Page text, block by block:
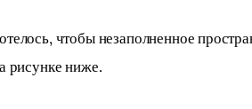
чтобы незаполненное
рисунке ниже.